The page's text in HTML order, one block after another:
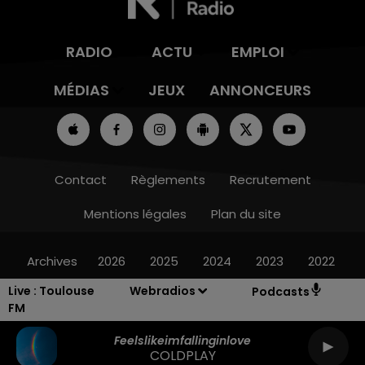
Live : Toulouse
FM
Webradios Podcasts
Feelslikeimfallinginlove
COLDPLAY
RADIO ACTU
EMPLOI
MÉDIAS
JEUX ANNONCEURS
Contact Règlements
Recrutement
Mentions légales
Plan du site
Archives 2026 2025 2024 2023 2022